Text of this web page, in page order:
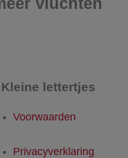
vluchten
Kleine lettertjes
Voorwaarden
Privacyverklaring